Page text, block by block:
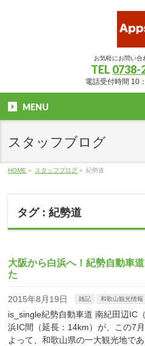
お気軽にお問い合
TEL 0738-
電話受付時間 10
MENU
スタッフブログ
HOME » スタッフブログ » 紀勢道
タグ : 紀勢道
大阪から白浜へ！紀勢自動車
た
2015年8月19日 雑記 和歌山観光情報
is_single紀勢自動車道 南紀田辺IC
浜IC間（延長：14km）が、この7
よって、和歌山県の一大観光地で